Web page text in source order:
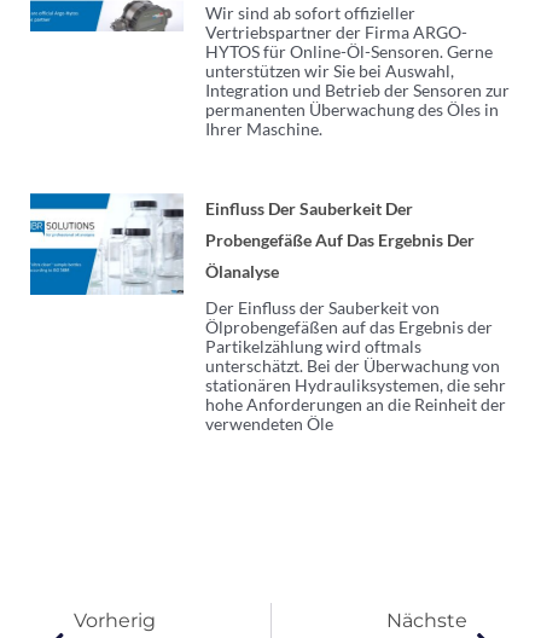
Wir sind ab sofort offizieller
Vertriebspartner der Firma ARGO-
HYTOS für Online-Öl-Sensoren. Gerne
unterstützen wir Sie bei Auswahl,
Integration und Betrieb der Sensoren zur
permanenten Überwachung des Öles in
Ihrer Maschine.
Einfluss Der Sauberkeit Der
Probengefäße Auf Das Ergebnis Der
Ölanalyse
Der Einfluss der Sauberkeit von
Ölprobengefäßen auf das Ergebnis der
Partikelzählung wird oftmals
unterschätzt. Bei der Überwachung von
stationären Hydrauliksystemen, die sehr
hohe Anforderungen an die Reinheit der
verwendeten Öle
Vorherig Nächste